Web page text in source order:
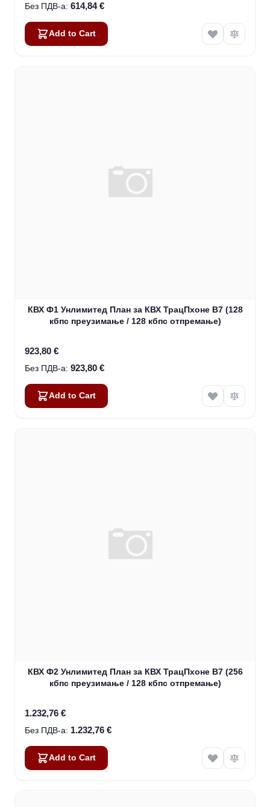
614,84 €
Add to Cart
КВХ Ф1 Унлимитед План за КВХ ТрацПхоне В7 (128
кбпс преузимање / 128 кбпс отпремање)
923,80 €
923,80 €
Add to Cart
КВХ Ф2 Унлимитед План за КВХ ТрацПхоне В7 (256
кбпс преузимање / 128 кбпс отпремање)
1.232,76 €
1.232,76 €
Add to Cart